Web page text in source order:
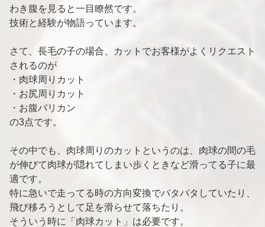
わき腹を見ると一目瞭然です。
技術と経験が物語っています。
さて、長毛の子の場合、カットでお客様がよくリクエスト
されるのが
・肉球周りカット
・お尻周りカット
・お腹バリカン
の3点です。
その中でも、肉球周りのカットというのは、肉球の間の毛
が伸びて肉球が隠れてしまい歩くときなど滑ってる子に最
適です。
特に急いで走ってる時の方向変換でバタバタしていたり、
飛び移ろうとして足を滑らせて落ちたり。
そういう時に「肉球カット」は必要です。